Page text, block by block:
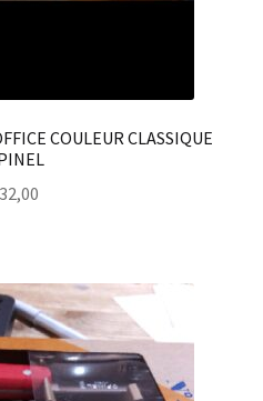
COULEUR CLASSIQUE
32,00